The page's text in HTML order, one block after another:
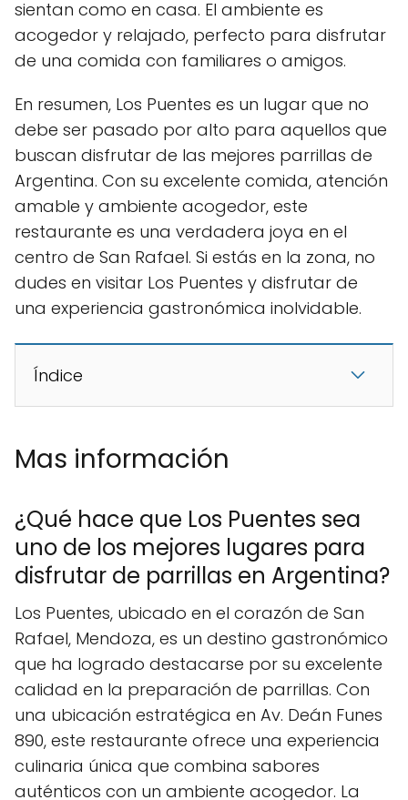
sientan como en casa. El ambiente es
acogedor y relajado, perfecto para disfrutar
de una comida con familiares o amigos.
En resumen, Los Puentes es un lugar que no
debe ser pasado por alto para aquellos que
buscan disfrutar de las mejores parrillas de
Argentina. Con su excelente comida, atención
amable y ambiente acogedor, este
restaurante es una verdadera joya en el
centro de San Rafael. Si estás en la zona, no
dudes en visitar Los Puentes y disfrutar de
una experiencia gastronómica inolvidable.
Índice
Mas información
¿Qué hace que Los Puentes sea
uno de los mejores lugares para
disfrutar de parrillas en Argentina?
Los Puentes, ubicado en el corazón de San
Rafael, Mendoza, es un destino gastronómico
que ha logrado destacarse por su excelente
calidad en la preparación de parrillas. Con
una ubicación estratégica en Av. Deán Funes
890, este restaurante ofrece una experiencia
culinaria única que combina sabores
auténticos con un ambiente acogedor. La